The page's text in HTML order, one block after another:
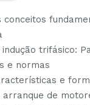
conceitos
trifásico:
e normas
e
arranque de